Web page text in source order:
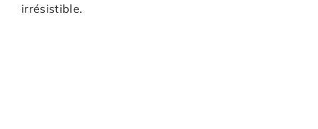
irrésistible.